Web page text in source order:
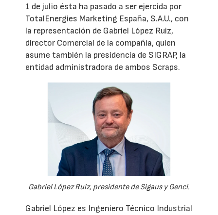
1 de julio ésta ha pasado a ser ejercida por
TotalEnergies Marketing España, S.A.U., con
la representación de Gabriel López Ruiz,
director Comercial de la compañía, quien
asume también la presidencia de SIGRAP, la
entidad administradora de ambos Scraps.
Gabriel López Ruiz, presidente de Sigaus y Genci.
Gabriel López es Ingeniero Técnico Industrial